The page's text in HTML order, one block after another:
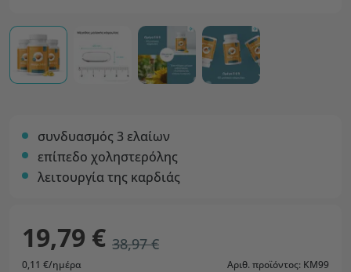
συνδυασμός 3 ελαίων
επίπεδο χοληστερόλης
λειτουργία της καρδιάς
19,79 € 38,97 €
0,11 €/ημέρα
Αριθ. προϊόντος: KM99